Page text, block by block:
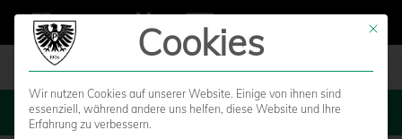
MENU
Mit
Cookies
Wir nutzen Cookies auf unserer Website. Einige von ihnen sind
essenziell, während andere uns helfen, diese Website und Ihre
Erfahrung zu verbessern.